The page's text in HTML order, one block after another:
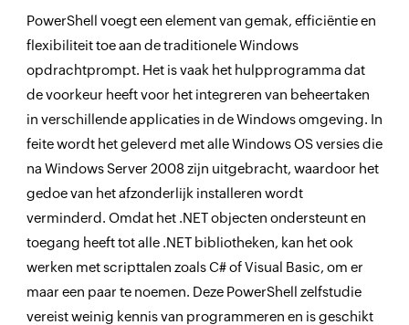
PowerShell voegt een element van gemak, efficiëntie en
flexibiliteit toe aan de traditionele Windows
opdrachtprompt. Het is vaak het hulpprogramma dat
de voorkeur heeft voor het integreren van beheertaken
in verschillende applicaties in de Windows omgeving. In
feite wordt het geleverd met alle Windows OS versies die
na Windows Server 2008 zijn uitgebracht, waardoor het
gedoe van het afzonderlijk installeren wordt
verminderd. Omdat het .NET objecten ondersteunt en
toegang heeft tot alle .NET bibliotheken, kan het ook
werken met scripttalen zoals C# of Visual Basic, om er
maar een paar te noemen. Deze PowerShell zelfstudie
vereist weinig kennis van programmeren en is geschikt